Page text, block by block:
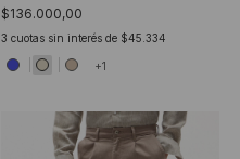
$136.000,00
3 cuotas sin interés de $45.334
+1